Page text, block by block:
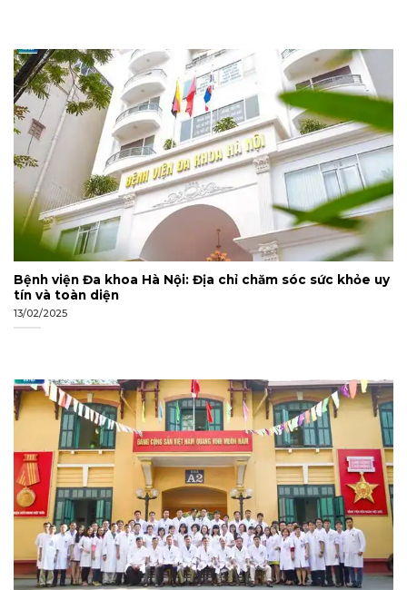
Bệnh viện Đa khoa Hà Nội: Địa chỉ chăm sóc sức khỏe uy
tín và toàn diện
13/02/2025